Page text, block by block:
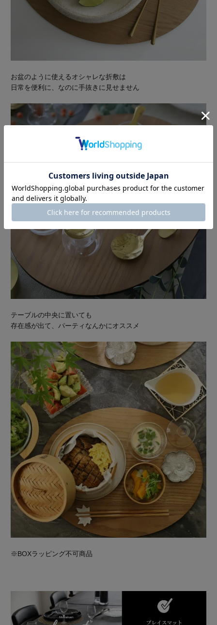
お盆のように使えるオシャレな折敷は
日常を便利に、なのに手抜きに見せません
テーブルの中央に置いても
存在感が出て、パーティなんかにオススメ
※BOXラッピング不可商品